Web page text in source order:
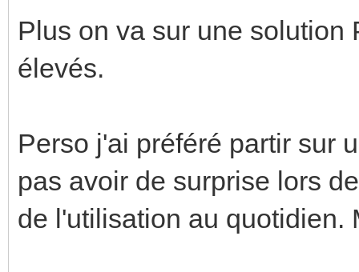
Plus on va sur une
élevés.
Perso j'ai préféré partir sur
pas avoir de surprise lors
de l'utilisation au quotidien.